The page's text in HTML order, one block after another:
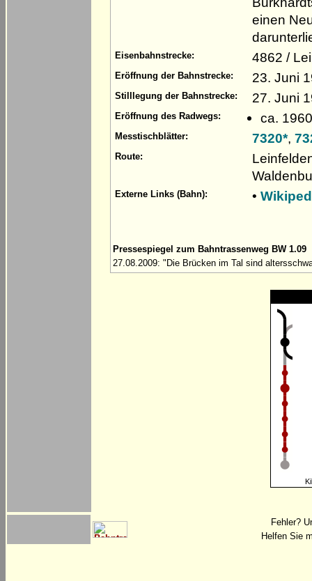
einen
Eisenbahnstrecke: 4862 /
Eröffnung der Bahnstrecke: 23. Juni
Stilllegung der Bahnstrecke: 27. Juni
Eröffnung des Radwegs: ca. 1960
Messtischblätter: 7320*,
Route:
Externe Links (Bahn): •
Pressespiegel zum Bahntrassenweg BW 1.09
27.08.2009: "Die Brücken im Tal sind
Fehler?
Helfen Sie